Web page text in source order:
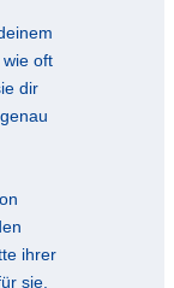
oft
dir
ihrer
sie.